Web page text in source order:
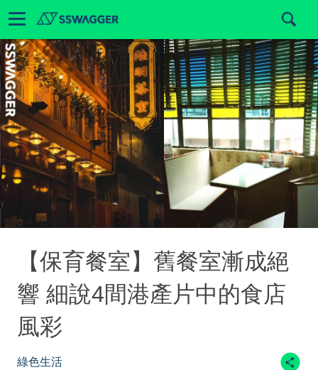
【保育餐室】舊餐室漸成絕
響 細說4間港產片中的食店
風彩
綠色生活